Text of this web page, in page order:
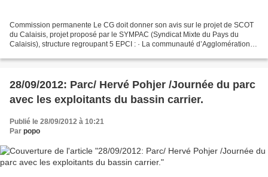
Commission permanente Le CG doit donner son avis sur le projet de SCOT
du Calaisis, projet proposé par le SYMPAC (Syndicat Mixte du Pays du
Calaisis), structure regroupant 5 EPCI : · La communauté d’Agglomération
28/09/2012: Parc/ Hervé Pohjer /Journée du parc
avec les exploitants du bassin carrier.
Publié le 28/09/2012 à 10:21
Par popo